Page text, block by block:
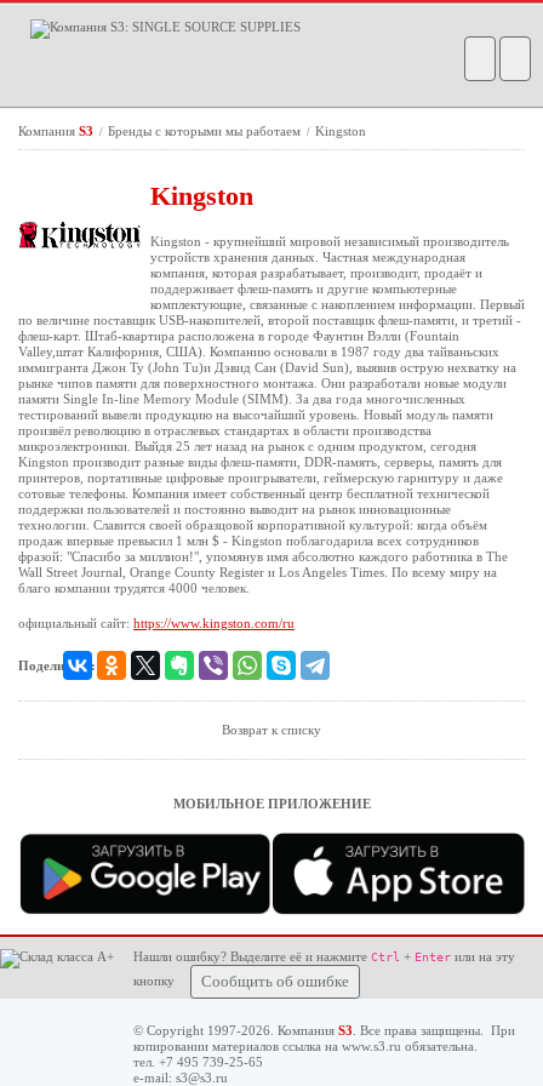
Компания S3 / Бренды с которыми мы работаем / Kingston
Kingston
Kingston - крупнейший мировой независимый производитель
устройств хранения данных. Частная международная
компания, которая разрабатывает, производит, продаёт и
поддерживает флеш-память и другие компьютерные
комплектующие, связанные с накоплением информации. Первый
по величине поставщик USB-накопителей, второй поставщик флеш-памяти, и третий -
флеш-карт. Штаб-квартира расположена в городе Фаунтин Вэлли (Fountain
Valley,штат Калифорния, США). Компанию основали в 1987 году два тайваньских
иммигранта Джон Ту (John Tu)и Дэвид Сан (David Sun), выявив острую нехватку на
рынке чипов памяти для поверхностного монтажа. Они разработали новые модули
памяти Single In-line Memory Module (SIMM). За два года многочисленных
тестирований вывели продукцию на высочайший уровень. Новый модуль памяти
произвёл революцию в отраслевых стандартах в области производства
микроэлектроники. Выйдя 25 лет назад на рынок с одним продуктом, сегодня
Kingston производит разные виды флеш-памяти, DDR-память, серверы, память для
принтеров, портативные цифровые проигрыватели, геймерскую гарнитуру и даже
сотовые телефоны. Компания имеет собственный центр бесплатной технической
поддержки пользователей и постоянно выводит на рынок инновационные
технологии. Славится своей образцовой корпоративной культурой: когда объём
продаж впервые превысил 1 млн $ - Kingston поблагодарила всех сотрудников
фразой: "Спасибо за миллион!", упомянув имя абсолютно каждого работника в The
Wall Street Journal, Orange County Register и Los Angeles Times. По всему миру на
благо компании трудятся 4000 человек.
официальный сайт: https://www.kingston.com/ru
Поделиться:
Возврат к списку
МОБИЛЬНОЕ ПРИЛОЖЕНИЕ
Нашли ошибку? Выделите её и нажмите Ctrl + Enter или на эту
кнопку
Сообщить об ошибке
© Copyright 1997-2026. Компания S3 . Все права защищены. При
копировании материалов ссылка на www.s3.ru обязательна.
тел. +7 495 739-25-65
e-mail: s3@s3.ru